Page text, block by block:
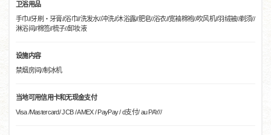
卫浴用品
手巾//牙刷・牙膏//浴巾//洗发水//冲洗//沐浴露//肥皂//浴衣//宽袖棉袍//吹风机//羽绒被//剃须//
淋浴间//棉签//梳子//卸妆液
设施内容
禁烟房间//制冰机
当地可用信用卡和无现金支付
Visa /Mastercard/ JCB / AMEX / PayPay / d支付/ au PAY//